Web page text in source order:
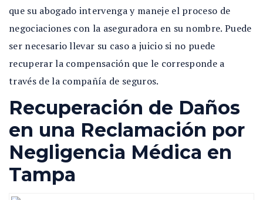
que su abogado intervenga y maneje el proceso de
negociaciones con la aseguradora en su nombre. Puede
ser necesario llevar su caso a juicio si no puede
recuperar la compensación que le corresponde a
través de la compañía de seguros.
Recuperación de Daños
en una Reclamación por
Negligencia Médica en
Tampa